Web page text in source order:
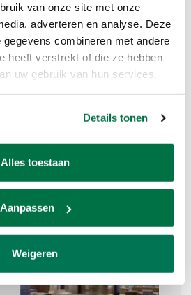
van onze site met onze
adverteren en analyse. Deze
combineren met andere
heeft verstrekt of die ze hebben
uw gebruik van hun services.
Details tonen
Alles toestaan
Aanpassen
Weigeren
€4.35
vanaf €4.95
*Uitgezonderd tafels